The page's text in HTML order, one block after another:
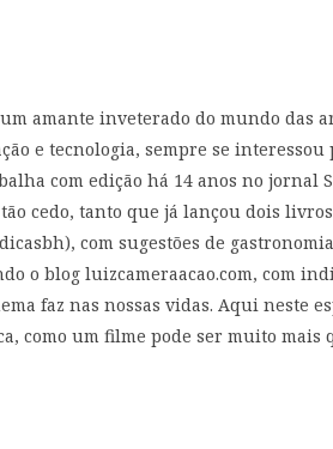
amante inveterado do mundo das
e tecnologia, sempre se
com edição há 14 anos no jornal
cedo, tanto que já lançou dois
com sugestões de
o blog luizcameraacao.com, com
faz nas nossas vidas. Aqui neste
como um filme pode ser muito mais